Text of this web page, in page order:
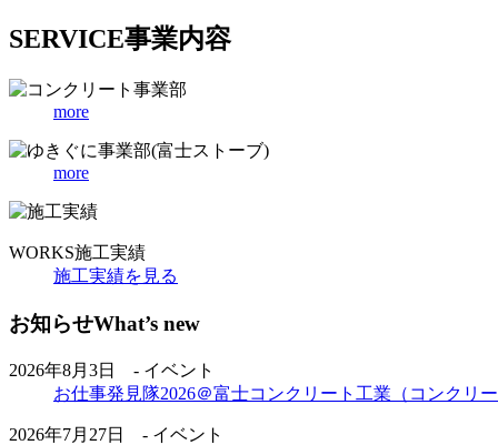
SERVICE事業内容
more
more
WORKS施工実績
施工実績を見る
お知らせWhat’s new
2026年8月3日 - イベント
お仕事発見隊2026＠富士コンクリート工業（コンクリー
2026年7月27日 - イベント